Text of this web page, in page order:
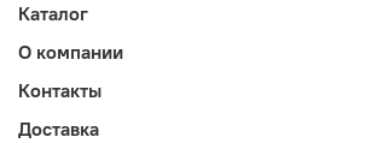
Каталог
О компании
Контакты
Доставка